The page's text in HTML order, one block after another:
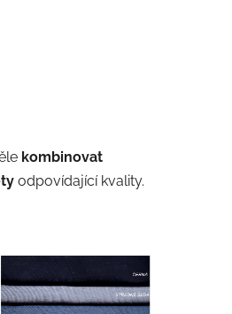
kombinovat
odpovídající kvality.